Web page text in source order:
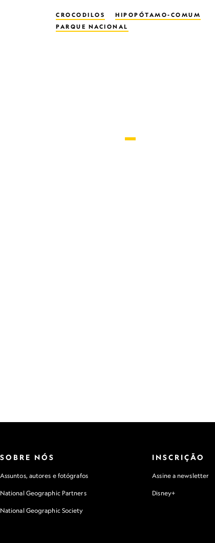
CROCODILOS
HIPOPÓTAMO-COMUM
PARQUE NACIONAL
SOBRE NÓS
Assuntos, autores e fotógrafos
National Geographic Partners
National Geographic Society
INSCRIÇÃO
Assine a newsletter
Disney+